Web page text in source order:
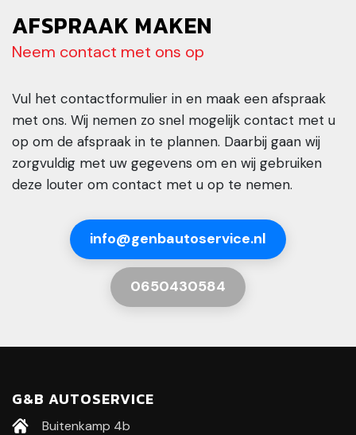
AFSPRAAK MAKEN
Neem contact met ons op
Vul het contactformulier in en maak een afspraak
met ons. Wij nemen zo snel mogelijk contact met u
op om de afspraak in te plannen. Daarbij gaan wij
zorgvuldig met uw gegevens om en wij gebruiken
deze louter om contact met u op te nemen.
info@genbautoservice.nl
0650430584
G&B AUTOSERVICE
Buitenkamp 4b